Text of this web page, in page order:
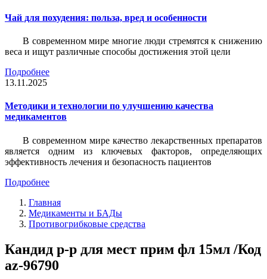
Чай для похудения: польза, вред и особенности
В современном мире многие люди стремятся к снижению
веса и ищут различные способы достижения этой цели
Подробнее
13.11.2025
Методики и технологии по улучшению качества
медикаментов
В современном мире качество лекарственных препаратов
является одним из ключевых факторов, определяющих
эффективность лечения и безопасность пациентов
Подробнее
Главная
Медикаменты и БАДы
Противогрибковые средства
Кандид р-р для мест прим фл 15мл /Код
az-96790